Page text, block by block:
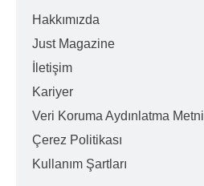
Hakkımızda
Just Magazine
İletişim
Kariyer
Veri Koruma Aydınlatma Metni
Çerez Politikası
Kullanım Şartları